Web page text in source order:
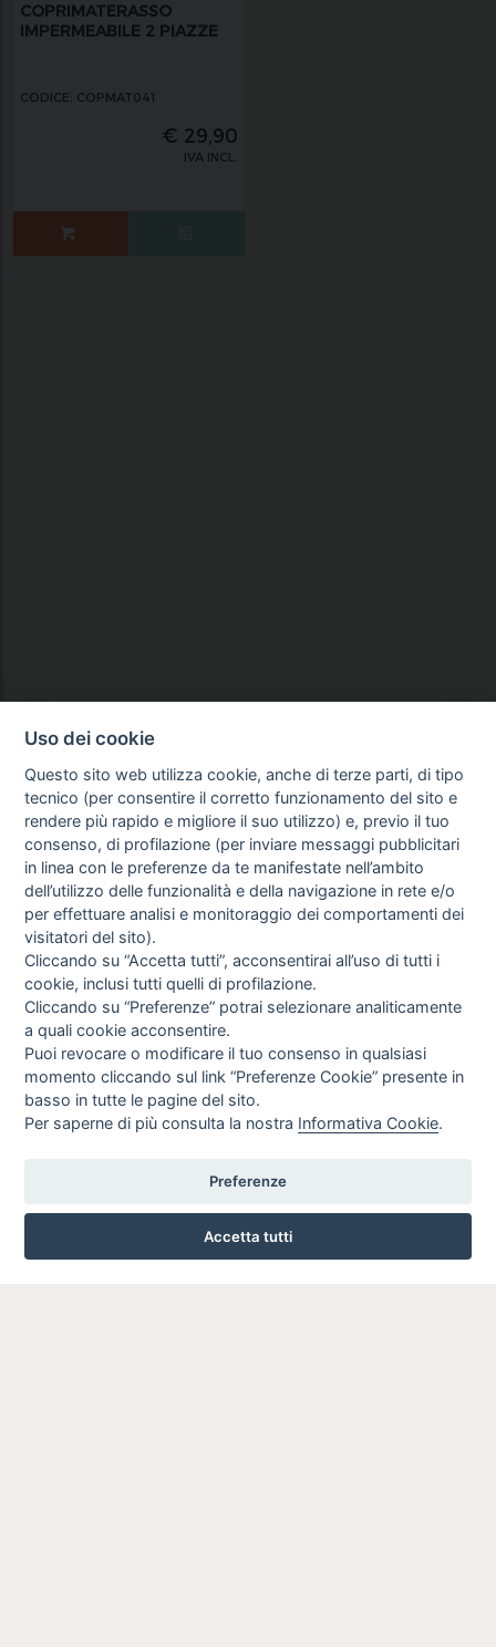
COPRIMATERASSO
IMPERMEABILE 2 PIAZZE
CODICE: COPMAT041
€ 29,90
IVA INCL.
Uso dei cookie
Questo sito web utilizza cookie, anche di terze parti, di tipo
tecnico (per consentire il corretto funzionamento del sito e
rendere più rapido e migliore il suo utilizzo) e, previo il tuo
consenso, di profilazione (per inviare messaggi pubblicitari
in linea con le preferenze da te manifestate nell’ambito
dell’utilizzo delle funzionalità e della navigazione in rete e/o
per effettuare analisi e monitoraggio dei comportamenti dei
visitatori del sito).
Cliccando su “Accetta tutti”, acconsentirai all’uso di tutti i
cookie, inclusi tutti quelli di profilazione.
Cliccando su “Preferenze” potrai selezionare analiticamente
a quali cookie acconsentire.
Puoi revocare o modificare il tuo consenso in qualsiasi
momento cliccando sul link “Preferenze Cookie” presente in
basso in tutte le pagine del sito.
Per saperne di più consulta la nostra Informativa Cookie.
Preferenze
Accetta tutti